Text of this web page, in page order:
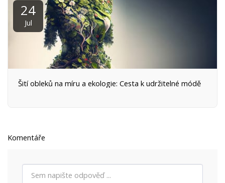
24
Jul
Šití obleků na míru a ekologie: Cesta k udržitelné módě
Komentáře